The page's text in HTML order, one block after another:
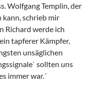
Wolfgang Templin, der
schrieb mir
Richard werde ich
tapferer Kämpfer,
unsäglichen
sollten uns
immer war.´